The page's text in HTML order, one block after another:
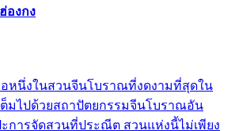
องกง
หนึ่งในสวนจีนโบราณที่งดงามที่สุดใน
เต็มไปด้วยสถาปัตยกรรมจีนโบราณอัน
การจัดสวนที่ประณีต สวนแห่งนี้ไม่เพียง